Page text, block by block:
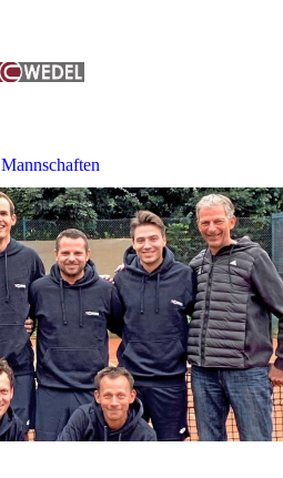
Mannschaften